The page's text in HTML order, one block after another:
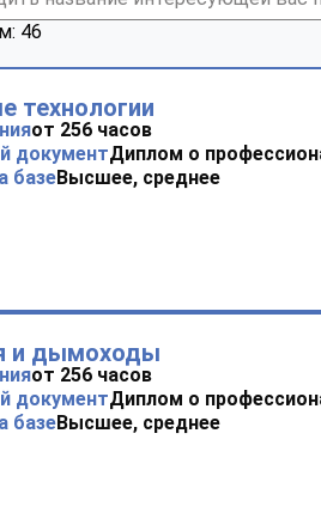
46
технологии
от 256 часов
документДиплом о
базеВысшее, среднее
и дымоходы
от 256 часов
документДиплом о
базеВысшее, среднее